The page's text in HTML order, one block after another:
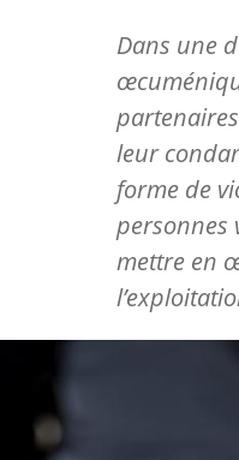
Dans une
leur
forme de
personnes
mettre en